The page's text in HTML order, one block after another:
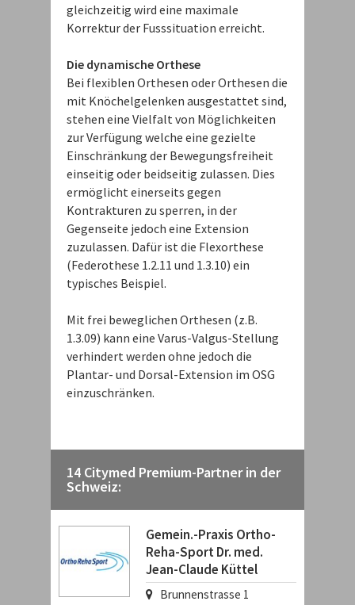
gleichzeitig wird eine maximale
Korrektur der Fusssituation erreicht.
Die dynamische Orthese
Bei flexiblen Orthesen oder Orthesen die
mit Knöchelgelenken ausgestattet sind,
stehen eine Vielfalt von Möglichkeiten
zur Verfügung welche eine gezielte
Einschränkung der Bewegungsfreiheit
einseitig oder beidseitig zulassen. Dies
ermöglicht einerseits gegen
Kontrakturen zu sperren, in der
Gegenseite jedoch eine Extension
zuzulassen. Dafür ist die Flexorthese
(Federothese 1.2.11 und 1.3.10) ein
typisches Beispiel.
Mit frei beweglichen Orthesen (z.B.
1.3.09) kann eine Varus-Valgus-Stellung
verhindert werden ohne jedoch die
Plantar- und Dorsal-Extension im OSG
einzuschränken.
14 Citymed Premium-Partner in der
Schweiz:
Gemein.-Praxis Ortho-
Reha-Sport Dr. med.
Jean-Claude Küttel
Brunnenstrasse 1